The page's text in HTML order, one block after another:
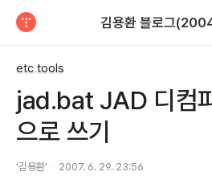
김용환 블로그
etc tools
jad.bat JAD 디컴
으로 쓰기
'김용환' 2007. 6. 29. 23:56